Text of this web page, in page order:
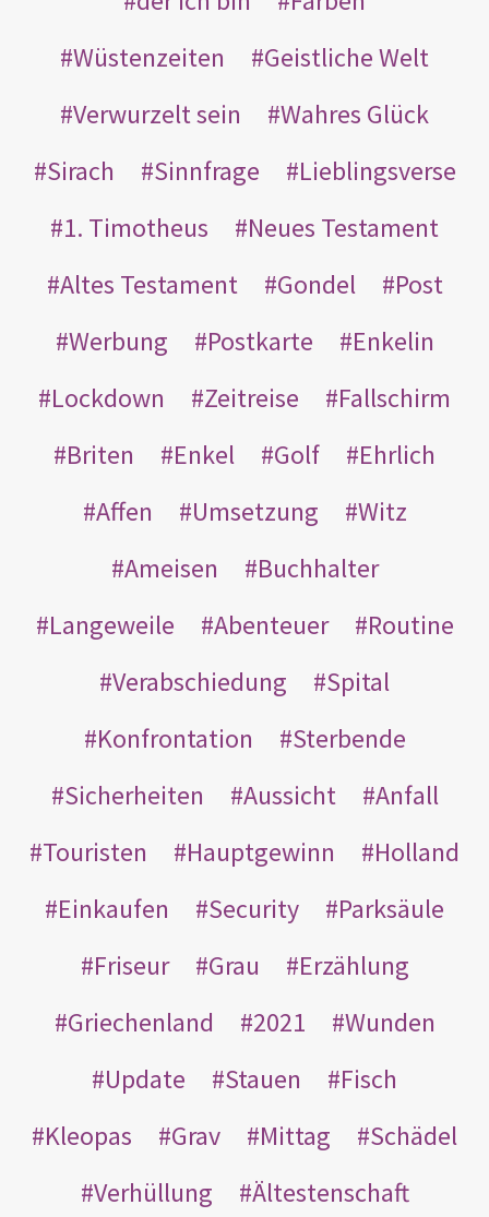
Wüstenzeiten
Geistliche Welt
Verwurzelt sein
Wahres Glück
Sirach
Sinnfrage
Lieblingsverse
1. Timotheus
Neues Testament
Altes Testament
Gondel
Post
Werbung
Postkarte
Enkelin
Lockdown
Zeitreise
Fallschirm
Briten
Enkel Golf
Ehrlich
Affen
Umsetzung
Witz
Ameisen
Buchhalter
Langeweile
Abenteuer
Routine
Verabschiedung
Spital
Konfrontation
Sterbende
Sicherheiten
Aussicht
Anfall
Touristen
Hauptgewinn
Holland
Einkaufen
Security
Parksäule
Friseur
Grau
Erzählung
Griechenland
2021
Wunden
Update
Stauen
Fisch
Kleopas
Grav Mittag
Schädel
Verhüllung
Ältestenschaft